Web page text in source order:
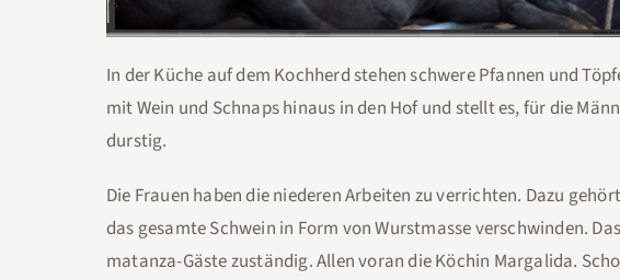
In der Küche auf dem Kochherd stehen schwere Pfannen und
mit Wein und Schnaps hinaus in den Hof und stellt es, für die
durstig.
Die Frauen haben die niederen Arbeiten zu verrichten. Dazu
das gesamte Schwein in Form von Wurstmasse verschwinden.
matanza-Gäste zuständig. Allen voran die Köchin Margalida.